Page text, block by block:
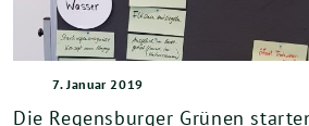
7. Januar 2019
Die Regens­bur­ger Grü­nen